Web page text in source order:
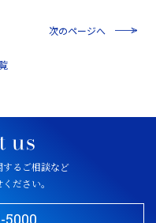
次のページへ
るご相談など
ださい。